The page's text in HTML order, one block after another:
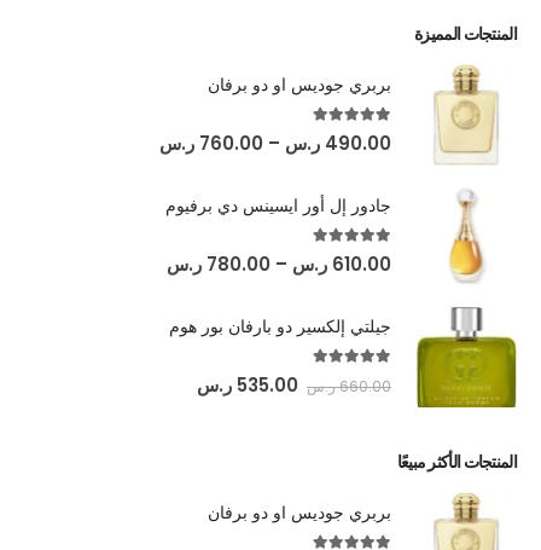
المنتجات المميزة
بربري جوديس او دو برفان
5.00
out of 5
490.00 ر.س –
760.00 ر.س
جادور إل أور ايسينس دي برفيوم
5.00
out of 5
610.00 ر.س –
780.00 ر.س
جيلتي إلكسير دو بارفان بور هوم
660.00ر.س 535.00 ر.س
المنتجات الأكثر مبيعًا
بربري جوديس او دو برفان